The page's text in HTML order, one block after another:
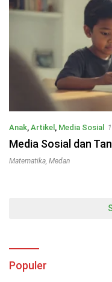
Anak, Artikel , Media Sosial
Media Sosial dan
Matematika, Medan
Populer